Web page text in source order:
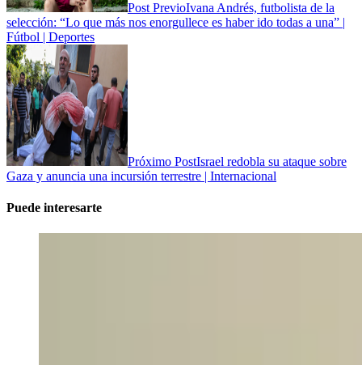
Post PrevioIvana Andrés, futbolista de la
selección: “Lo que más nos enorgullece es haber ido todas a una” |
Fútbol | Deportes
Próximo PostIsrael redobla su ataque sobre
Gaza y anuncia una incursión terrestre | Internacional
Puede interesarte